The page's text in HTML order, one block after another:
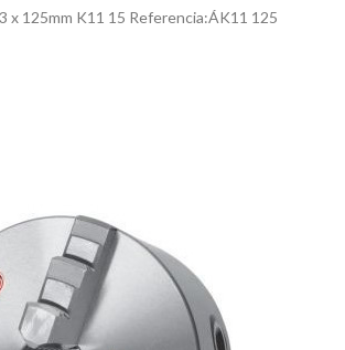
x 125mm K11 15 Referencia:ÁK11 125